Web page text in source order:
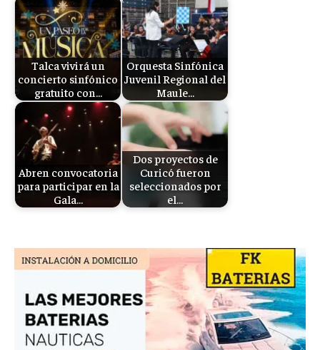
Talca vivirá un
concierto sinfónico
gratuito con…
Orquesta Sinfónica
Juvenil Regional del
Maule…
Abren convocatoria
para participar en la
Gala…
Dos proyectos de
Curicó fueron
seleccionados por
el…